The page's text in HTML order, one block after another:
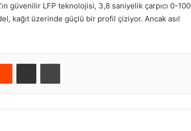
güvenilir LFP teknolojisi, 3,8 saniyelik çarpıcı 0-100
kağıt üzerinde güçlü bir profil çiziyor. Ancak asıl